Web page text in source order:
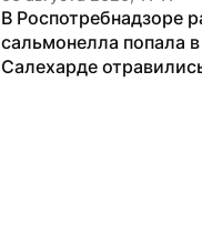
В Роспотребнадзоре
сальмонелла попала
Салехарде